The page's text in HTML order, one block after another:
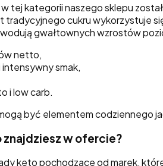
tej kategorii naszego sklepu
cukru wykorzystuje
gwałtownych wzrostów
netto,
smak,
i low carb.
być elementem codziennego
w ofercie?
keto pochodzące od marek,